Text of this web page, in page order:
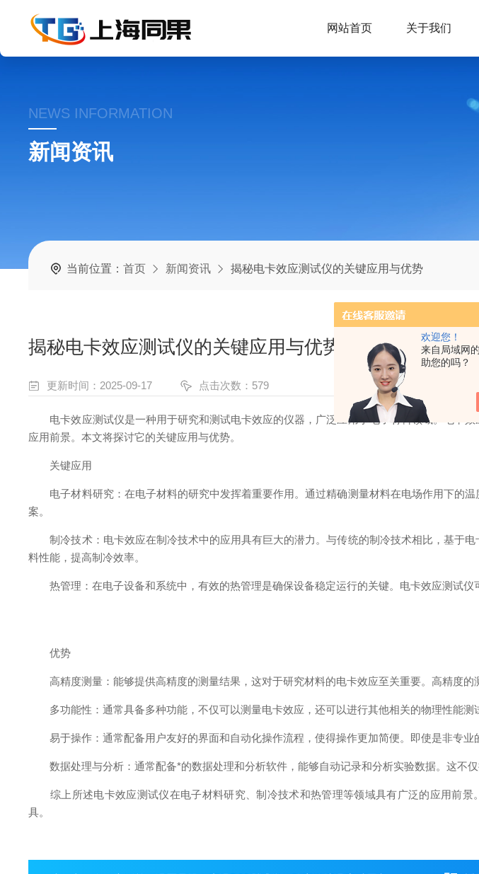
欢迎您！
来自局域网
助您的吗？
网站首页 关于我们
NEWS INFORMATION
新闻资讯
当前位置：首页 新闻资讯 揭秘电卡效应测试仪的关键应用与优势
揭秘电卡效应测试仪的关键应用与优势
更新时间：2025-09-17 点击次数：579
电卡效应测试仪是一种用于研究和测试电卡效应的仪器，广泛应用于电子材料领域。电卡
应用前景。本文将探讨它的关键应用与优势。
关键应用
电子材料研究：在电子材料的研究中发挥着重要作用。通过精确测量材料在电场作用下的
案。
制冷技术：电卡效应在制冷技术中的应用具有巨大的潜力。与传统的制冷技术相比，基于
料性能，提高制冷效率。
热管理：在电子设备和系统中，有效的热管理是确保设备稳定运行的关键。电卡效应测试仪
优势
高精度测量：能够提供高精度的测量结果，这对于研究材料的电卡效应至关重要。高精度的
多功能性：通常具备多种功能，不仅可以测量电卡效应，还可以进行其他相关的物理性能测
易于操作：通常配备用户友好的界面和自动化操作流程，使得操作更加简便。即使是非专业
数据处理与分析：通常配备*的数据处理和分析软件，能够自动记录和分析实验数据。这不仅
综上所述电卡效应测试仪在电子材料研究、制冷技术和热管理等领域具有广泛的应用前景
具。